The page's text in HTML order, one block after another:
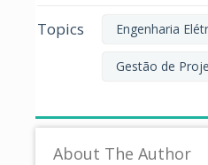
Topics Engenharia
Gestão de
About The Author